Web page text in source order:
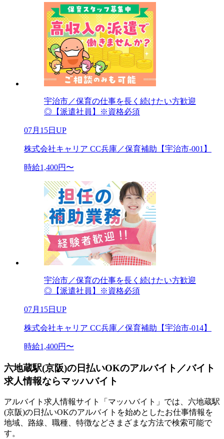
宇治市／保育の仕事を長く続けたい方歓迎
◎【派遣社員】※資格必須
07月15日UP
株式会社キャリア CC兵庫／保育補助【宇治市-001】
時給1,400円〜
宇治市／保育の仕事を長く続けたい方歓迎
◎【派遣社員】※資格必須
07月15日UP
株式会社キャリア CC兵庫／保育補助【宇治市-014】
時給1,400円〜
六地蔵駅(京阪)の日払いOKのアルバイト／バイト
求人情報ならマッハバイト
アルバイト求人情報サイト「マッハバイト」では、六地蔵駅
(京阪)の日払いOKのアルバイトを始めとしたお仕事情報を
地域、路線、職種、特徴などさまざまな方法で検索可能で
す。